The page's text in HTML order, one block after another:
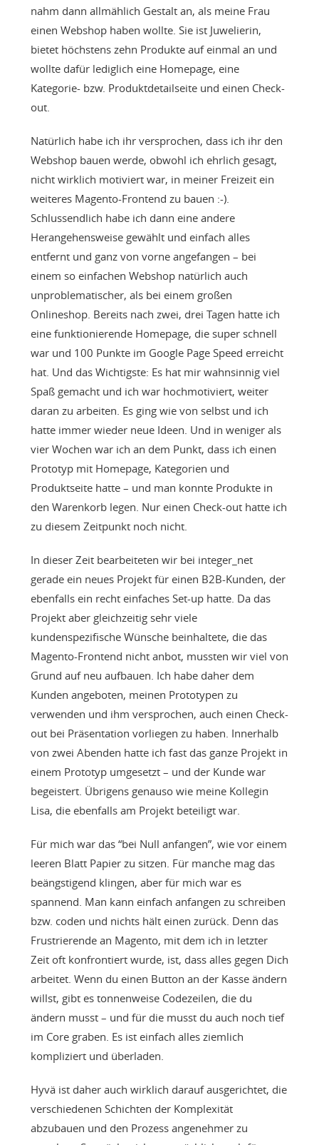
nahm dann allmählich Gestalt an, als meine Frau
einen Webshop haben wollte. Sie ist Juwelierin,
bietet höchstens zehn Produkte auf einmal an und
wollte dafür lediglich eine Homepage, eine
Kategorie- bzw. Produktdetailseite und einen Check-
out.
Natürlich habe ich ihr versprochen, dass ich ihr den
Webshop bauen werde, obwohl ich ehrlich gesagt,
nicht wirklich motiviert war, in meiner Freizeit ein
weiteres Magento-Frontend zu bauen :-).
Schlussendlich habe ich dann eine andere
Herangehensweise gewählt und einfach alles
entfernt und ganz von vorne angefangen – bei
einem so einfachen Webshop natürlich auch
unproblematischer, als bei einem großen
Onlineshop. Bereits nach zwei, drei Tagen hatte ich
eine funktionierende Homepage, die super schnell
war und 100 Punkte im Google Page Speed erreicht
hat. Und das Wichtigste: Es hat mir wahnsinnig viel
Spaß gemacht und ich war hochmotiviert, weiter
daran zu arbeiten. Es ging wie von selbst und ich
hatte immer wieder neue Ideen. Und in weniger als
vier Wochen war ich an dem Punkt, dass ich einen
Prototyp mit Homepage, Kategorien und
Produktseite hatte – und man konnte Produkte in
den Warenkorb legen. Nur einen Check-out hatte ich
zu diesem Zeitpunkt noch nicht.
In dieser Zeit bearbeiteten wir bei integer_net
gerade ein neues Projekt für einen B2B-Kunden, der
ebenfalls ein recht einfaches Set-up hatte. Da das
Projekt aber gleichzeitig sehr viele
kundenspezifische Wünsche beinhaltete, die das
Magento-Frontend nicht anbot, mussten wir viel von
Grund auf neu aufbauen. Ich habe daher dem
Kunden angeboten, meinen Prototypen zu
verwenden und ihm versprochen, auch einen Check-
out bei Präsentation vorliegen zu haben. Innerhalb
von zwei Abenden hatte ich fast das ganze Projekt in
einem Prototyp umgesetzt – und der Kunde war
begeistert. Übrigens genauso wie meine Kollegin
Lisa, die ebenfalls am Projekt beteiligt war.
Für mich war das “bei Null anfangen”, wie vor einem
leeren Blatt Papier zu sitzen. Für manche mag das
beängstigend klingen, aber für mich war es
spannend. Man kann einfach anfangen zu schreiben
bzw. coden und nichts hält einen zurück. Denn das
Frustrierende an Magento, mit dem ich in letzter
Zeit oft konfrontiert wurde, ist, dass alles gegen Dich
arbeitet. Wenn du einen Button an der Kasse ändern
willst, gibt es tonnenweise Codezeilen, die du
ändern musst – und für die musst du auch noch tief
im Core graben. Es ist einfach alles ziemlich
kompliziert und überladen.
Hyvä ist daher auch wirklich darauf ausgerichtet, die
verschiedenen Schichten der Komplexität
abzubauen und den Prozess angenehmer zu